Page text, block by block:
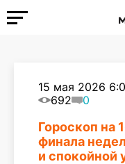
15 мая 2026
692
0
Гороскоп на
финала
и спокойной